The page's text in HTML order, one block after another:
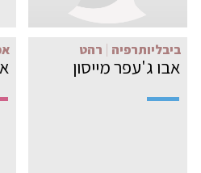
ביבליותרפיה רהט
אבו ג'עפר מייסון